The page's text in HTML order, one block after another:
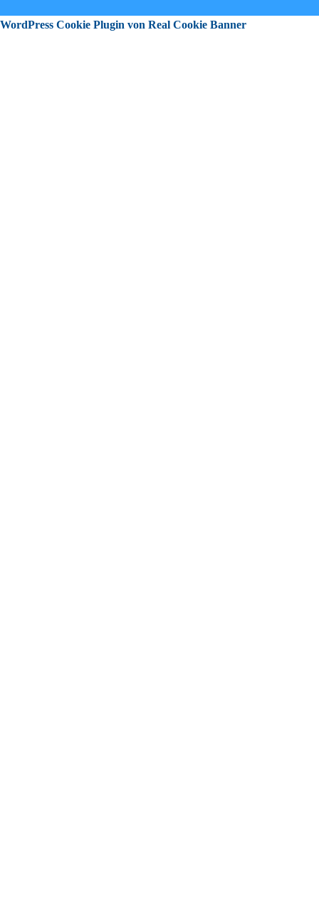
WordPress Cookie Plugin von Real Cookie Banner